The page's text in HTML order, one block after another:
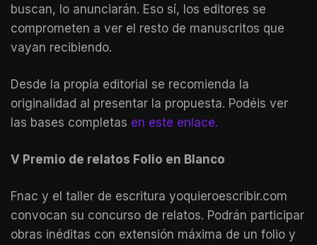
buscan, lo anunciarán. Eso sí, los editores se
comprometen a ver el resto de manuscritos que
vayan recibiendo.
Desde la propia editorial se recomienda la
originalidad al presentar la propuesta. Podéis ver
las bases completas en este enlace.
V Premio de relatos Folio en Blanco
Fnac y el taller de escritura yoquieroescribir.com
convocan su concurso de relatos. Podrán participar
obras inéditas con extensión máxima de un folio y